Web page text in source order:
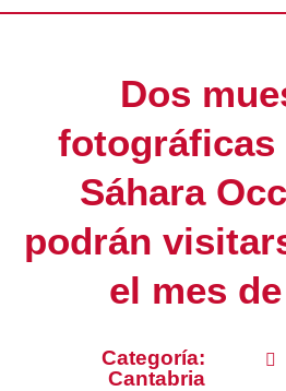
Dos
fotográficas
Sáhara
podrán
el mes
Categoría:
Cantabria